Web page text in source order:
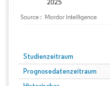
Studienzeitraum
Prognosedatenzeitraum